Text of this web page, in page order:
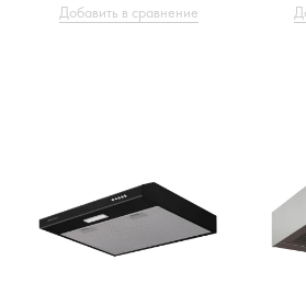
Добавить в сравнение